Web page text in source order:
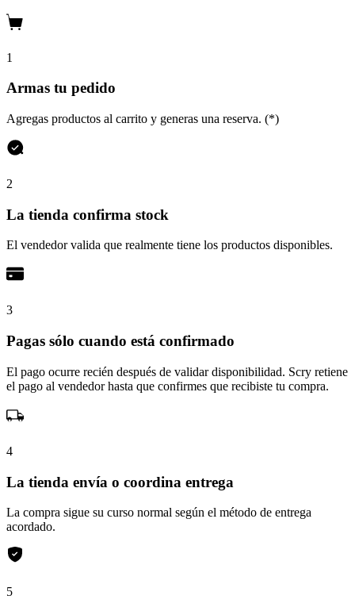
1
Armas tu pedido
Agregas productos al carrito y generas una reserva. (*)
2
La tienda confirma stock
El vendedor valida que realmente tiene los productos disponibles.
3
Pagas sólo cuando está confirmado
El pago ocurre recién después de validar disponibilidad. Scry retiene
el pago al vendedor hasta que confirmes que recibiste tu compra.
4
La tienda envía o coordina entrega
La compra sigue su curso normal según el método de entrega
acordado.
5